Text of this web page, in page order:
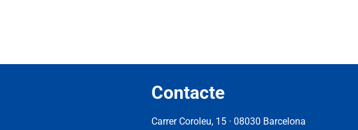
Contacte
Carrer Coroleu, 15 · 08030 Barcelona